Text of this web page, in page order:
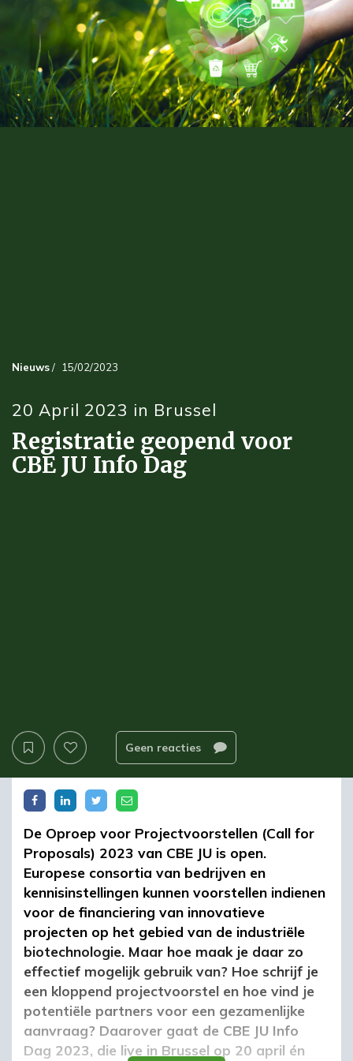
Nieuws/ 15/02/2023
20 April 2023 in Brussel
Registratie geopend voor
CBE JU Info Dag
Geen reacties
De Oproep voor Projectvoorstellen (Call for
Proposals) 2023 van CBE JU is open.
Europese consortia van bedrijven en
kennisinstellingen kunnen voorstellen indienen
voor de financiering van innovatieve
projecten op het gebied van de industriële
biotechnologie. Maar hoe maak je daar zo
effectief mogelijk gebruik van? Hoe schrijf je
een kloppend projectvoorstel en hoe vind je
potentiële partners voor een gezamenlijke
aanvraag? Daarover gaat de CBE JU Info
Dag 2023, die live in Brussel op 20 april én